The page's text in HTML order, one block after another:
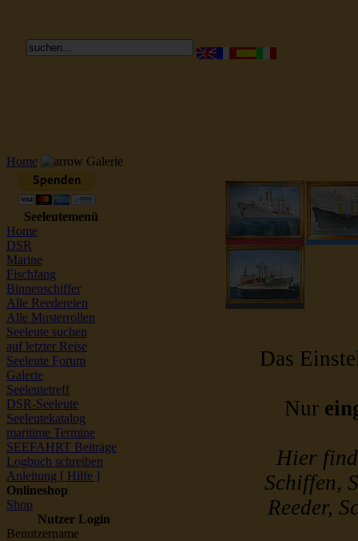
Home Galerie
Seeleutemenü
Home
DSR
Marine
Fischfang
Binnenschiffer
Alle Reedereien
Alle Musterrollen
Seeleute suchen
auf letzter Reise
Seeleute Forum
Galerie
Seeleutetreff
DSR-Seeleute
Seeleutekatalog
maritime Termine
SEEFAHRT Beiträge
Logbuch schreiben
Anleitung [ Hilfe ]
Onlineshop
Shop
Nutzer Login
Benutzername
Das
Nur
Hier
Schiffen,
Reeder,